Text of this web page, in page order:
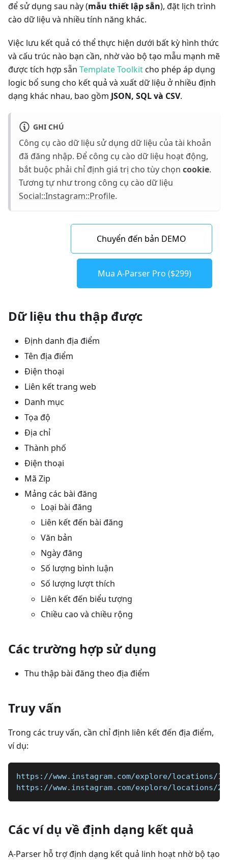
để sử dụng sau này (mẫu thiết lập sẵn), đặt lịch trình
cào dữ liệu và nhiều tính năng khác.
Việc lưu kết quả có thể thực hiện dưới bất kỳ hình thức
và cấu trúc nào bạn cần, nhờ vào bộ tạo mẫu mạnh mẽ
được tích hợp sẵn Template Toolkitcho phép áp dụng
logic bổ sung cho kết quả và xuất dữ liệu ở nhiều định
dạng khác nhau, bao gồm JSON, SQL và CSV.
GHI CHÚ
Công cụ cào dữ liệu sử dụng dữ liệu của tài khoản
đã đăng nhập. Để công cụ cào dữ liệu hoạt động,
bắt buộc phải chỉ định giá trị cho tùy chọn cookie.
Tương tự như trong công cụ cào dữ liệu
Social::Instagram::Profile.
Chuyển đến bản DEMO
Mua A-Parser Pro ($299)
Dữ liệu thu thập được
Định danh địa điểm
Tên địa điểm
Điện thoại
Liên kết trang web
Danh mục
Tọa độ
Địa chỉ
Thành phố
Điện thoại
Mã Zip
Mảng các bài đăng
Loại bài đăng
Liên kết đến bài đăng
Văn bản
Ngày đăng
Số lượng bình luận
Số lượng lượt thích
Liên kết đến biểu tượng
Chiều cao và chiều rộng
Các trường hợp sử dụng
Thu thập bài đăng theo địa điểm
Truy vấn
Trong các truy vấn, cần chỉ định liên kết đến địa điểm,
ví dụ:
https://www.instagram.com/explore/locations/
https://www.instagram.com/explore/locations/
Các ví dụ về định dạng kết quả
A-Parser hỗ trợ định dạng kết quả linh hoạt nhờ bộ tạo